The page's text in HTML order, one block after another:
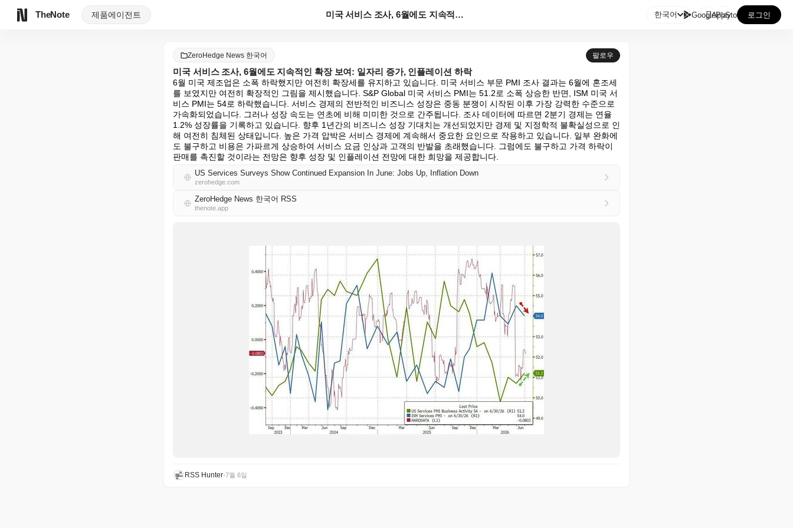
TheNote 제품에이전트 미국 서비스 조사, 6월에도 지속적인 확장 보여: 일자... 한국어 GooglePlay
AppStore 로그인
ZeroHedge News 한국어 팔로우
미국 서비스 조사, 6월에도 지속적인 확장 보여: 일자리 증가, 인플레이션 하락
6월 미국 제조업은 소폭 하락했지만 여전히 확장세를 유지하고 있습니다. 미국 서비스 부문 PMI 조사 결과는 6월에 혼조세
를 보였지만 여전히 확장적인 그림을 제시했습니다. S&P Global 미국 서비스 PMI는 51.2로 소폭 상승한 반면, ISM 미국 서
비스 PMI는 54로 하락했습니다. 서비스 경제의 전반적인 비즈니스 성장은 중동 분쟁이 시작된 이후 가장 강력한 수준으로
가속화되었습니다. 그러나 성장 속도는 연초에 비해 미미한 것으로 간주됩니다. 조사 데이터에 따르면 2분기 경제는 연율
1.2% 성장률을 기록하고 있습니다. 향후 1년간의 비즈니스 성장 기대치는 개선되었지만 경제 및 지정학적 불확실성으로 인
해 여전히 침체된 상태입니다. 높은 가격 압박은 서비스 경제에 계속해서 중요한 요인으로 작용하고 있습니다. 일부 완화에
도 불구하고 비용은 가파르게 상승하여 서비스 요금 인상과 고객의 반발을 초래했습니다. 그럼에도 불구하고 가격 하락이
판매를 촉진할 것이라는 전망은 향후 성장 및 인플레이션 전망에 대한 희망을 제공합니다.
US Services Surveys Show Continued Expansion In June: Jobs Up, Inflation Down
zerohedge.com
ZeroHedge News 한국어 RSS
thenote.app
RSS Hunter•7월 6일